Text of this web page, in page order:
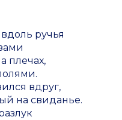
ручья
плечах,
вдруг,
на свиданье.